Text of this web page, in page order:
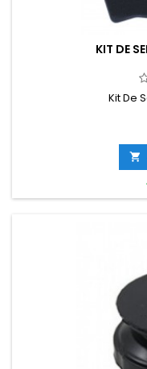
KIT DE
Kit De
